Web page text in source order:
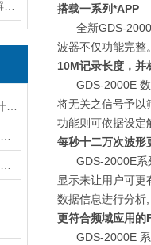
搭载一系列*APP
全新GDS-
波器不仅功能完整
10M记录长度，并
GDS-2000E
将无关之信号予以
功能则可依据设定
每秒十二万次波形
GDS-2000E系
显示来让用户可更
数据信息进行分析
更符合频域应用的
GDS-2000E